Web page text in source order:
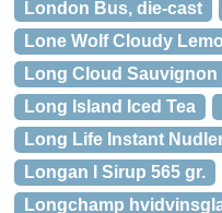
London Bus, die-cast
Lone Wolf Cloudy
Long Cloud Sauvignon
Long Island Iced Tea
Long Life Instant
Longan I Sirup 565 gr.
Longchamp